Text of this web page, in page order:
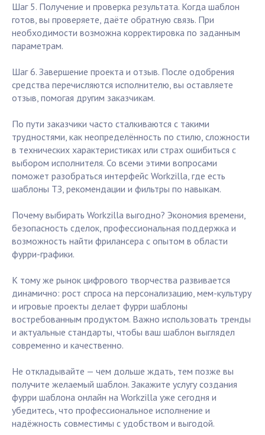
Шаг 5. Получение и проверка результата. Когда шаблон
готов, вы проверяете, даёте обратную связь. При
необходимости возможна корректировка по заданным
параметрам.
Шаг 6. Завершение проекта и отзыв. После одобрения
средства перечисляются исполнителю, вы оставляете
отзыв, помогая другим заказчикам.
По пути заказчики часто сталкиваются с такими
трудностями, как неопределённость по стилю, сложности
в технических характеристиках или страх ошибиться с
выбором исполнителя. Со всеми этими вопросами
поможет разобраться интерфейс Workzilla, где есть
шаблоны ТЗ, рекомендации и фильтры по навыкам.
Почему выбирать Workzilla выгодно? Экономия времени,
безопасность сделок, профессиональная поддержка и
возможность найти фрилансера с опытом в области
фурри-графики.
К тому же рынок цифрового творчества развивается
динамично: рост спроса на персонализацию, мем-культуру
и игровые проекты делает фурри шаблоны
востребованным продуктом. Важно использовать тренды
и актуальные стандарты, чтобы ваш шаблон выглядел
современно и качественно.
Не откладывайте — чем дольше ждать, тем позже вы
получите желаемый шаблон. Закажите услугу создания
фурри шаблона онлайн на Workzilla уже сегодня и
убедитесь, что профессиональное исполнение и
надёжность совместимы с удобством и выгодой.